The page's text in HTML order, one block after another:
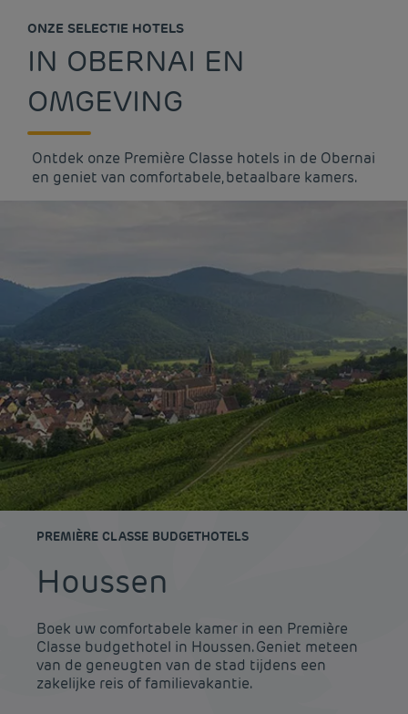
ONZE SELECTIE HOTELS
IN OBERNAI EN
OMGEVING
Ontdek onze Première Classe hotels in de Obernai
en geniet van comfortabele, betaalbare kamers.
PREMIÈRE CLASSE BUDGETHOTELS
Houssen
Boek uw comfortabele kamer in een Première
Classe budgethotel in Houssen. Geniet meteen
van de geneugten van de stad tijdens een
zakelijke reis of familievakantie.